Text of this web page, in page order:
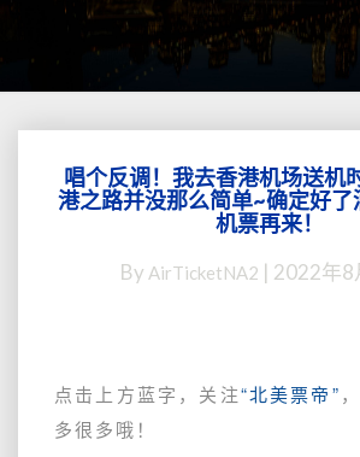
唱
个
反
我
机
唱个反调！我去香港机场送机
港之路并没那么简单~确定好了
机票再来！
By AirTicketNA2 2022年8
点击上方蓝字，关注“北美票帝”
多很多哦！